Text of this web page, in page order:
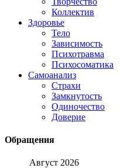
Коллектив
Здоровье
Тело
Зависимость
Психотравма
Психосоматика
Самоанализ
Страхи
Замкнутость
Одиночество
Доверие
Обращения
Август 2026